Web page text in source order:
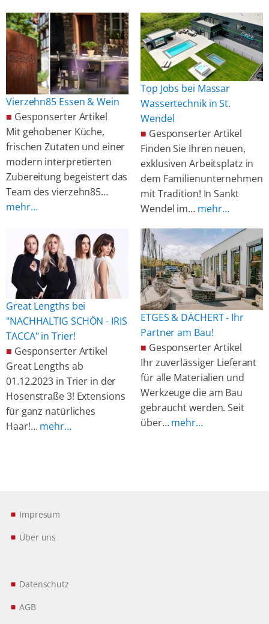
Vierzehn85 Essen & Wein
■ Gesponserter Artikel
Mit gehobener Küche,
frischen Zutaten und einer
modern interpretierten
Zubereitung begeistert das
Team des vierzehn85…
mehr…
Top Jobs bei Massar
Wassertechnik in St.
Wendel
■ Gesponserter Artikel
Finden Sie Ihren neuen,
exklusiven Arbeitsplatz in
dem Familienunternehmen
mit Tradition! In Sankt
Wendel im… mehr…
Great Lengths bei
"NACHHALTIG SCHÖN - IRIS
TACCA" in Trier!
■ Gesponserter Artikel
Great Lengths ab
01.12.2023 in Trier in der
Hosenstraße 3! Extensions
für ganz natürliches
Haar!…mehr…
ETGES & DÄCHERT - Ihr
Partner am Bau!
■ Gesponserter Artikel
Ihr zuverlässiger Lieferant
für alle Materialien und
Werkzeuge die am Bau
gebraucht werden. Seit
über…mehr…
Impresum
Über uns
Datenschutz
AGB